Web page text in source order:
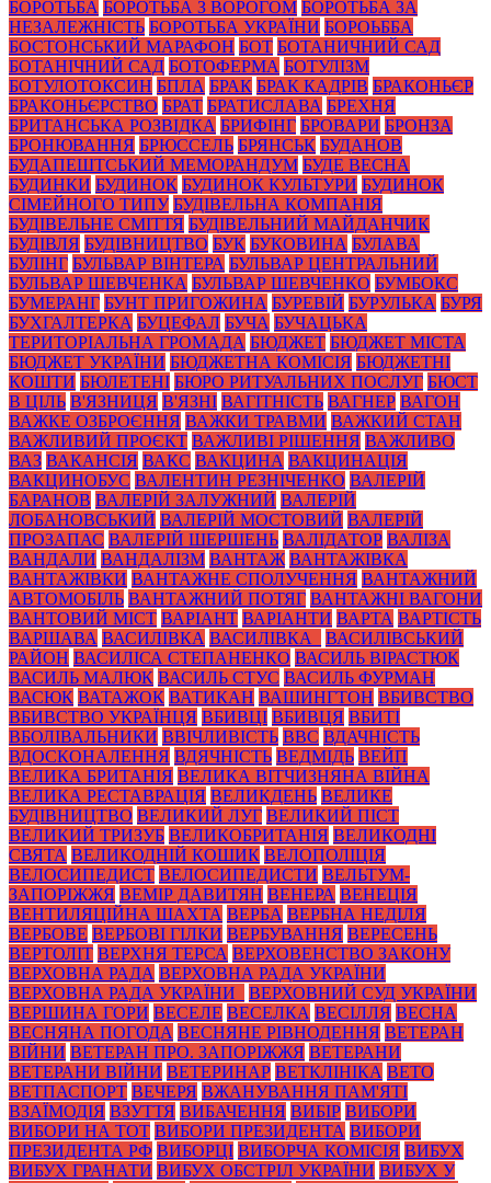
БОРОТЬБА БОРОТЬБА З ВОРОГОМ БОРОТЬБА ЗА
НЕЗАЛЕЖНІСТЬ БОРОТЬБА УКРАЇНИ БОРОЬББА
БОСТОНСЬКИЙ МАРАФОН БОТ БОТАНИЧНИЙ САД
БОТАНІЧНИЙ САД БОТОФЕРМА БОТУЛІЗМ
БОТУЛОТОКСИН БПЛА БРАК БРАК КАДРІВ БРАКОНЬЄР
БРАКОНЬЄРСТВО БРАТ БРАТИСЛАВА БРЕХНЯ
БРИТАНСЬКА РОЗВІДКА БРИФІНГ БРОВАРИ БРОНЗА
БРОНЮВАННЯ БРЮССЕЛЬ БРЯНСЬК БУДАНОВ
БУДАПЕШТСЬКИЙ МЕМОРАНДУМ БУДЕ ВЕСНА
БУДИНКИ БУДИНОК БУДИНОК КУЛЬТУРИ БУДИНОК
СІМЕЙНОГО ТИПУ БУДІВЕЛЬНА КОМПАНІЯ
БУДІВЕЛЬНЕ СМІТТЯ БУДІВЕЛЬНИЙ МАЙДАНЧИК
БУДІВЛЯ БУДІВНИЦТВО БУК БУКОВИНА БУЛАВА
БУЛІНГ БУЛЬВАР ВІНТЕРА БУЛЬВАР ЦЕНТРАЛЬНИЙ
БУЛЬВАР ШЕВЧЕНКА БУЛЬВАР ШЕВЧЕНКО БУМБОКС
БУМЕРАНГ БУНТ ПРИГОЖИНА БУРЕВІЙ БУРУЛЬКА БУРЯ
БУХГАЛТЕРКА БУЦЕФАЛ БУЧА БУЧАЦЬКА
ТЕРИТОРІАЛЬНА ГРОМАДА БЮДЖЕТ БЮДЖЕТ МІСТА
БЮДЖЕТ УКРАЇНИ БЮДЖЕТНА КОМІСІЯ БЮДЖЕТНІ
КОШТИ БЮЛЕТЕНІ БЮРО РИТУАЛЬНИХ ПОСЛУГ БЮСТ
В ЦІЛЬ В'ЯЗНИЦЯ В'ЯЗНІ ВАГІТНІСТЬ ВАГНЕР ВАГОН
ВАЖКЕ ОЗБРОЄННЯ ВАЖКИ ТРАВМИ ВАЖКИЙ СТАН
ВАЖЛИВИЙ ПРОЄКТ ВАЖЛИВІ РІШЕННЯ ВАЖЛИВО
ВАЗ ВАКАНСІЯ ВАКС ВАКЦИНА ВАКЦИНАЦІЯ
ВАКЦИНОБУС ВАЛЕНТИН РЕЗНІЧЕНКО ВАЛЕРІЙ
БАРАНОВ ВАЛЕРІЙ ЗАЛУЖНИЙ ВАЛЕРІЙ
ЛОБАНОВСЬКИЙ ВАЛЕРІЙ МОСТОВИЙ ВАЛЕРІЙ
ПРОЗАПАС ВАЛЕРІЙ ШЕРШЕНЬ ВАЛІДАТОР ВАЛІЗА
ВАНДАЛИ ВАНДАЛІЗМ ВАНТАЖ ВАНТАЖІВКА
ВАНТАЖІВКИ ВАНТАЖНЕ СПОЛУЧЕННЯ ВАНТАЖНИЙ
АВТОМОБІЛЬ ВАНТАЖНИЙ ПОТЯГ ВАНТАЖНІ ВАГОНИ
ВАНТОВИЙ МІСТ ВАРІАНТ ВАРІАНТИ ВАРТА ВАРТІСТЬ
ВАРШАВА ВАСИЛІВКА ВАСИЛІВКА_
ВАСИЛІВСЬКИЙ
РАЙОН ВАСИЛІСА СТЕПАНЕНКО ВАСИЛЬ ВІРАСТЮК
ВАСИЛЬ МАЛЮК ВАСИЛЬ СТУС ВАСИЛЬ ФУРМАН
ВАСЮК ВАТАЖОК ВАТИКАН ВАШИНГТОН ВБИВСТВО
ВБИВСТВО УКРАЇНЦЯ ВБИВЦІ ВБИВЦЯ ВБИТІ
ВБОЛІВАЛЬНИКИ ВВІЧЛИВІСТЬ ВВС ВДАЧНІСТЬ
ВДОСКОНАЛЕННЯ ВДЯЧНІСТЬ ВЕДМІДЬ ВЕЙП
ВЕЛИКА БРИТАНІЯ ВЕЛИКА ВІТЧИЗНЯНА ВІЙНА
ВЕЛИКА РЕСТАВРАЦІЯ ВЕЛИКДЕНЬ ВЕЛИКЕ
БУДІВНИЦТВО ВЕЛИКИЙ ЛУГ ВЕЛИКИЙ ПІСТ
ВЕЛИКИЙ ТРИЗУБ ВЕЛИКОБРИТАНІЯ ВЕЛИКОДНІ
СВЯТА ВЕЛИКОДНІЙ КОШИК ВЕЛОПОЛІЦІЯ
ВЕЛОСИПЕДИСТ ВЕЛОСИПЕДИСТИ ВЕЛЬТУМ-
ЗАПОРІЖЖЯ ВЕМІР ДАВИТЯН ВЕНЕРА ВЕНЕЦІЯ
ВЕНТИЛЯЦІЙНА ШАХТА ВЕРБА ВЕРБНА НЕДІЛЯ
ВЕРБОВЕ ВЕРБОВІ ГІЛКИ ВЕРБУВАННЯ ВЕРЕСЕНЬ
ВЕРТОЛІТ ВЕРХНЯ ТЕРСА ВЕРХОВЕНСТВО ЗАКОНУ
ВЕРХОВНА РАДА ВЕРХОВНА РАДА УКРАЇНИ
ВЕРХОВНА РАДА УКРАЇНИ_
ВЕРХОВНИЙ СУД УКРАЇНИ
ВЕРШИНА ГОРИ ВЕСЕЛЕ ВЕСЕЛКА ВЕСІЛЛЯ ВЕСНА
ВЕСНЯНА ПОГОДА ВЕСНЯНЕ РІВНОДЕННЯ ВЕТЕРАН
ВІЙНИ ВЕТЕРАН ПРО. ЗАПОРІЖЖЯ ВЕТЕРАНИ
ВЕТЕРАНИ ВІЙНИ ВЕТЕРИНАР ВЕТКЛІНІКА ВЕТО
ВЕТПАСПОРТ ВЕЧЕРЯ ВЖАНУВАННЯ ПАМ'ЯТІ
ВЗАЇМОДІЯ ВЗУТТЯ ВИБАЧЕННЯ ВИБІР ВИБОРИ
ВИБОРИ НА ТОТ ВИБОРИ ПРЕЗИДЕНТА ВИБОРИ
ПРЕЗИДЕНТА РФ ВИБОРЦІ ВИБОРЧА КОМІСІЯ ВИБУХ
ВИБУХ ГРАНАТИ ВИБУХ ОБСТРІЛ УКРАЇНИ ВИБУХ У